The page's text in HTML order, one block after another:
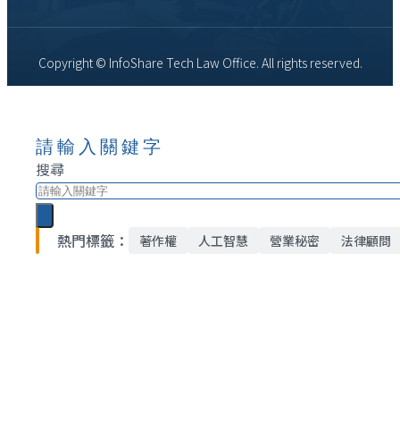
Copyright © InfoShare Tech Law Office. All rights reserved.
請輸入關鍵字
搜尋
熱門標籤： 著作權 人工智慧 營業秘密 法律顧問